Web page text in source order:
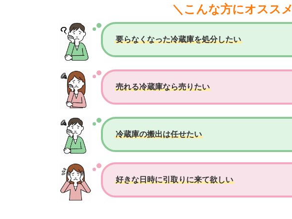
＼こんな方にオスス
要らなくなった冷蔵庫を処分したい
売れる冷蔵庫なら売りたい
冷蔵庫の搬出は任せたい
好きな日時に引取りに来て欲しい